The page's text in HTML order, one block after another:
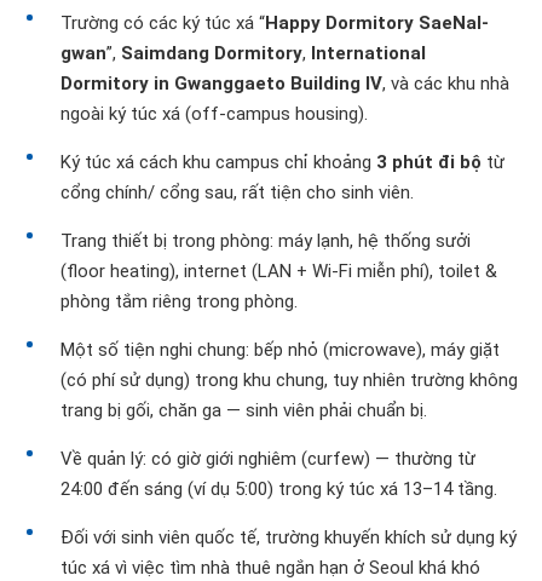
Trường có các ký túc xá “Happy Dormitory SaeNal-
gwan”, Saimdang Dormitory, International
Dormitory in Gwanggaeto Building IV, và các khu nhà
ngoài ký túc xá (off-campus housing).
Ký túc xá cách khu campus chỉ khoảng 3 phút đi bộ từ
cổng chính/ cổng sau, rất tiện cho sinh viên.
Trang thiết bị trong phòng: máy lạnh, hệ thống sưởi
(floor heating), internet (LAN + Wi-Fi miễn phí), toilet &
phòng tắm riêng trong phòng.
Một số tiện nghi chung: bếp nhỏ (microwave), máy giặt
(có phí sử dụng) trong khu chung, tuy nhiên trường không
trang bị gối, chăn ga — sinh viên phải chuẩn bị.
Về quản lý: có giờ giới nghiêm (curfew) — thường từ
24:00 đến sáng (ví dụ 5:00) trong ký túc xá 13–14 tầng.
Đối với sinh viên quốc tế, trường khuyến khích sử dụng ký
túc xá vì việc tìm nhà thuê ngắn hạn ở Seoul khá khó